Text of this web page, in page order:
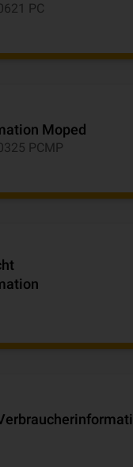
PC
Moped
PCMP